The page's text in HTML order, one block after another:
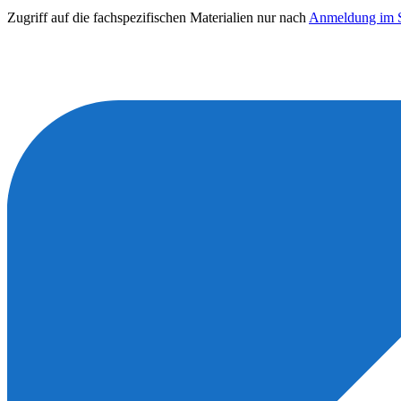
Zugriff auf die fachspezifischen Materialien nur nach Anmeldung im